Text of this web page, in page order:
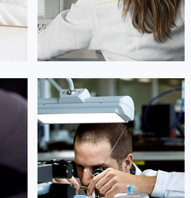
达芙妮·克劳迪娅
资深积家技师
是积家售后服务中心
(积家保养中心)
的高级技师之一
Shanghai Jaeger Maintain center